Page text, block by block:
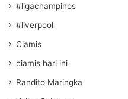
#ligachampinos
#liverpool
Ciamis
ciamis hari ini
Randito Maringka